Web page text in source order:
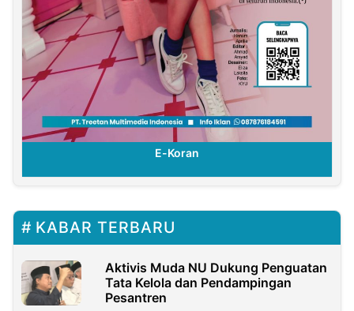
E-Koran
KABAR TERBARU
Aktivis Muda NU Dukung Penguatan
Tata Kelola dan Pendampingan
Pesantren